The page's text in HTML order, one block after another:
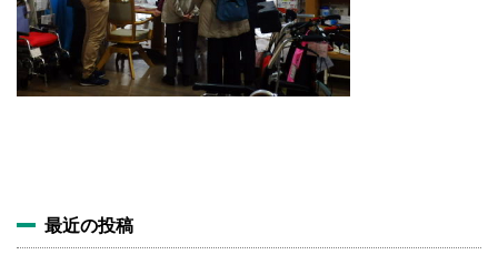
最近の投稿